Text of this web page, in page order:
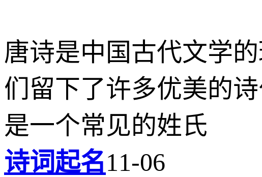
唐诗是中国古代文学
们留下了许多优美的
是一个常见的姓氏
诗词起名11-06